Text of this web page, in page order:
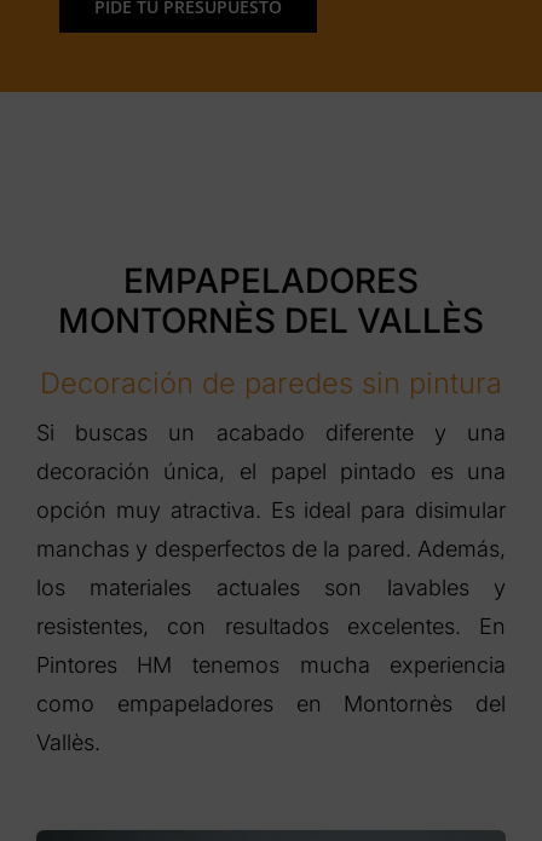
PIDE TU PRESUPUESTO
EMPAPELADORES
MONTORNÈS DEL VALLÈS
Decoración de paredes sin pintura
Si buscas un acabado diferente y una
decoración única, el papel pintado es una
opción muy atractiva. Es ideal para disimular
manchas y desperfectos de la pared. Además,
los materiales actuales son lavables y
resistentes, con resultados excelentes. En
Pintores HM tenemos mucha experiencia
como empapeladores en Montornès del
Vallès.